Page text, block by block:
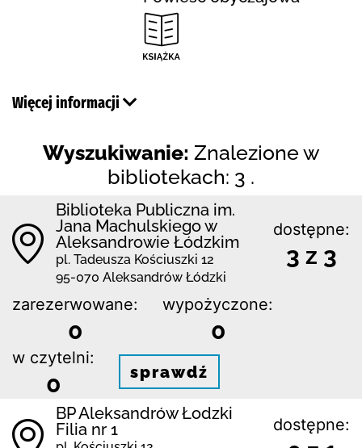
Więcej informacji
Wyszukiwanie: Znalezione w
bibliotekach: 3 .
Biblioteka Publiczna im.
Jana Machulskiego w
Aleksandrowie Łódzkim
pl. Tadeusza Kościuszki 12
95-070 Aleksandrów Łódzki
dostępne:
3 z 3
zarezerwowane:
0
wypożyczone:
0
w czytelni:
0 sprawdź
BP Aleksandrów Łodzki
Filia nr 1
dostępne: